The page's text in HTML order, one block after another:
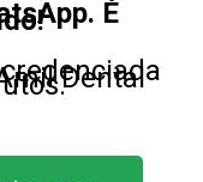
É
Dental